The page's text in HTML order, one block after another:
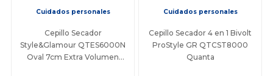
Cuidados personales
Cepillo Secador
Style&Glamour QTES6000N
Oval 7cm Extra Volumen
Cuidados personales
Cepillo Secador 4 en 1 Bivolt
ProStyle GR QTCST8000
Quanta